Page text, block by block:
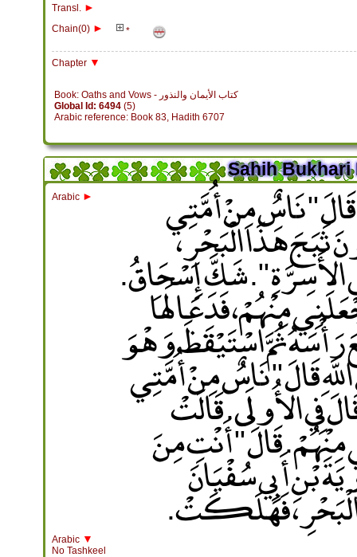
Transl. ►
Chain(0) ► *
Chapter ▼
Book: Oaths and Vows - كتاب الأيمان والنذور
Global Id: 6494(5)
Arabic reference: Book 83, Hadith 6707
Sahih Bukhari
Arabic ► ‏"‏ نَاسٌ مِنْ أُمَّتِي
ثَبَجَ هَذَا الْبَحْرِ،
الأَسِرَّةِ ‏"‏‏.‏ شَكَّ إِسْحَاقُ‏.‏
مِنْهُمْ، فَدَعَا لَهَا
رَأْسَهُ ثُمَّ اسْتَيْقَظَ وَهْوَ
قَالَ ‏"‏ نَاسٌ مِنْ أُمَّتِي
فِي الأُولَى‏.‏ قَالَتْ
مِنْهُمْ‏.‏ قَالَ ‏"‏ أَنْتِ مِنَ
بْنِ أَبِي سُفْيَانَ
فَهَلَكَتْ‏.‏ Arabic ▼
No Tashkeel